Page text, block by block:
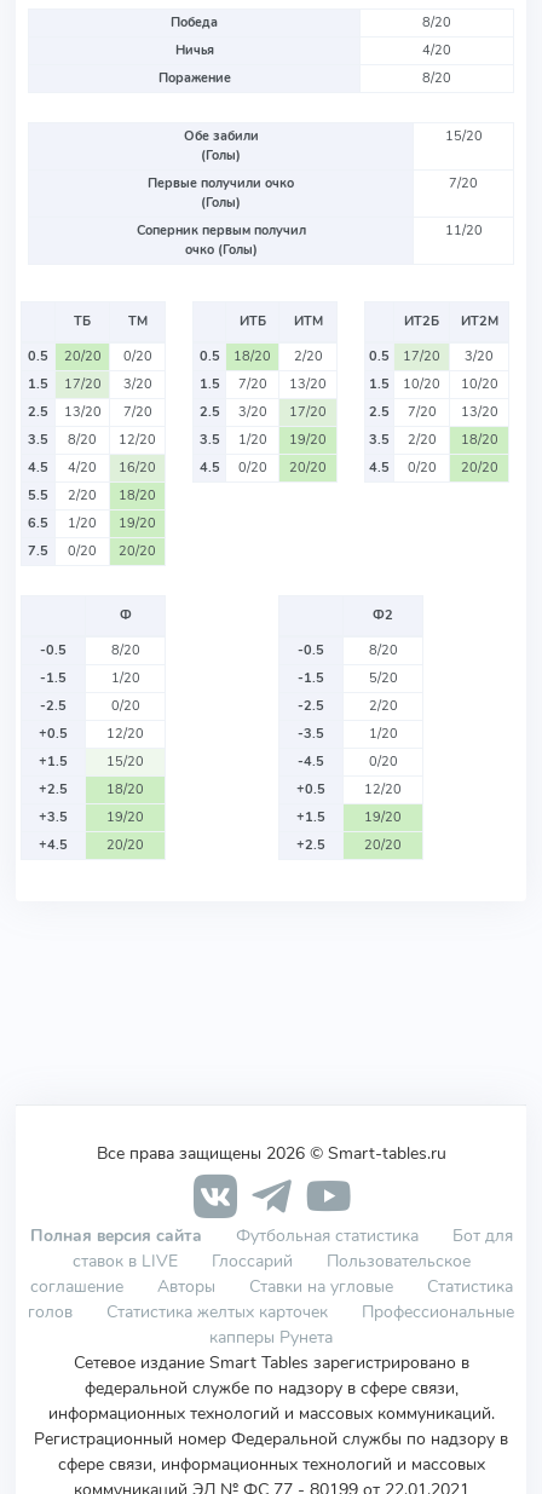
Победа
8/20
Ничья
4/20
Поражение
8/20
Обе забили
(Голы)
15/20
Первые получили очко
(Голы)
7/20
Соперник первым получил
очко (Голы)
11/20
ТБ
ТМ
0.5
20/20
0/20
1.5
17/20
3/20
2.5
13/20
7/20
3.5
8/20
12/20
4.5
4/20
16/20
5.5
2/20
18/20
6.5
1/20
19/20
7.5
0/20 20/20
ИТБ
ИТМ
0.5
18/20
2/20
1.5
7/20
13/20
2.5
3/20
17/20
3.5
1/20
19/20
4.5
0/20 20/20
ИТ2Б
ИТ2М
0.5
17/20
3/20
1.5
10/20
10/20
2.5
7/20
13/20
3.5
2/20
18/20
4.5
0/20 20/20
Ф
-0.5
8/20
-1.5
1/20
-2.5
0/20
+0.5
12/20
+1.5
15/20
+2.5
18/20
+3.5
19/20
+4.5
20/20
Ф2
-0.5
8/20
-1.5
5/20
-2.5
2/20
-3.5
1/20
-4.5
0/20
+0.5
12/20
+1.5
19/20
+2.5
20/20
Все права защищены 2026 © Smart-tables.ru
Полная версия сайта Футбольная статистика
Бот для
ставок в LIVE
Глоссарий
Пользовательское
соглашение
Авторы Ставки на угловые
Статистика
голов
Статистика желтых карточек
Профессиональные
капперы Рунета
Сетевое издание Smart Tables зарегистрировано в
федеральной службе по надзору в сфере связи,
информационных технологий и массовых коммуникаций.
Регистрационный номер Федеральной службы по надзору в
сфере связи, информационных технологий и массовых